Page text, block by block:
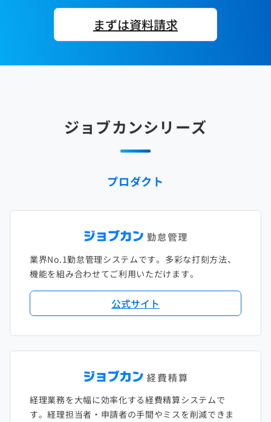
まずは資料請求
ジョブカンシリーズ
プロダクト
業界No.1勤怠管理システムです。多彩な打刻方法、
機能を組み合わせてご利用いただけます。
公式サイト
経理業務を大幅に効率化する経費精算システムで
す。経理担当者・申請者の手間やミスを削減できま